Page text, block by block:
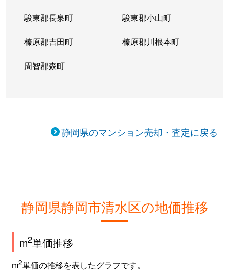
駿東郡長泉町 駿東郡小山町
榛原郡吉田町 榛原郡川根本町
周智郡森町
静岡県のマンション売却・査定に戻る
静岡県静岡市清水区の地価推移
m2単価推移
m2単価の推移を表したグラフです。